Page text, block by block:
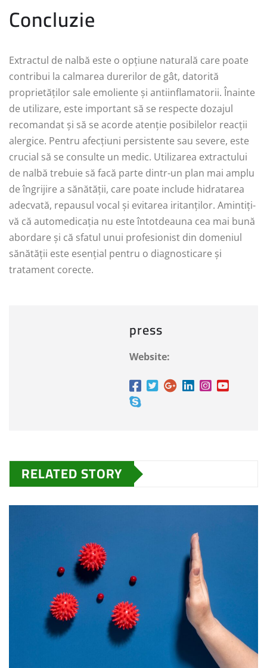
Concluzie
Extractul de nalbă este o opțiune naturală care poate
contribui la calmarea durerilor de gât, datorită
proprietăților sale emoliente și antiinflamatorii. Înainte
de utilizare, este important să se respecte dozajul
recomandat și să se acorde atenție posibilelor reacții
alergice. Pentru afecțiuni persistente sau severe, este
crucial să se consulte un medic. Utilizarea extractului
de nalbă trebuie să facă parte dintr-un plan mai amplu
de îngrijire a sănătății, care poate include hidratarea
adecvată, repausul vocal și evitarea iritanților. Amintiți-
vă că automedicația nu este întotdeauna cea mai bună
abordare și că sfatul unui profesionist din domeniul
sănătății este esențial pentru o diagnosticare și
tratament corecte.
press
Website:
RELATED STORY